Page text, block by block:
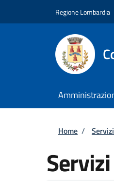
Regione Lombardia
Home /